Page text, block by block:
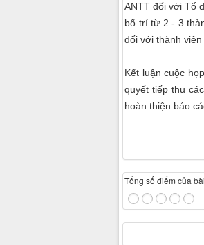
ANTT đối với Tổ
bố trí từ 2 - 3
đối với thành viên
Kết luận cuộc
quyết tiếp thu
hoàn thiện báo
Tổng số điểm của